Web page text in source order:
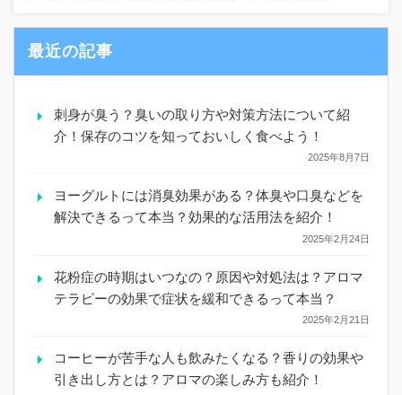
最近の記事
刺身が臭う？臭いの取り方や対策方法について紹
介！保存のコツを知っておいしく食べよう！
2025年8月7日
ヨーグルトには消臭効果がある？体臭や口臭などを
解決できるって本当？効果的な活用法を紹介！
2025年2月24日
花粉症の時期はいつなの？原因や対処法は？アロマ
テラピーの効果で症状を緩和できるって本当？
2025年2月21日
コーヒーが苦手な人も飲みたくなる？香りの効果や
引き出し方とは？アロマの楽しみ方も紹介！